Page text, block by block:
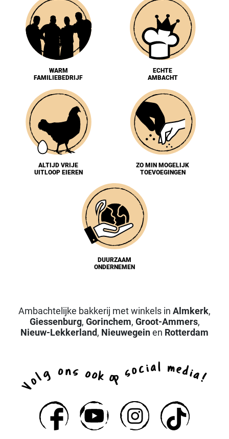
WARM
FAMILIEBEDRIJF
ECHTE
AMBACHT
ALTIJD VRIJE
UITLOOP EIEREN
ZO MIN MOGELIJK
TOEVOEGINGEN
DUURZAAM
ONDERNEMEN
Ambachtelijke bakkerij met winkels in Almkerk,
Giessenburg, Gorinchem, Groot-Ammers,
Nieuw-Lekkerland, Nieuwegeinen Rotterdam
V
o
lg ons ook o
p social media!